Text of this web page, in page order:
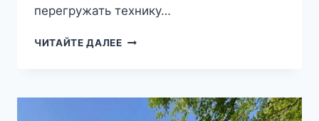
перегружать технику…
ЧИТАЙТЕ ДАЛЕЕВСЕ
ЭКИПИРОВКЕ